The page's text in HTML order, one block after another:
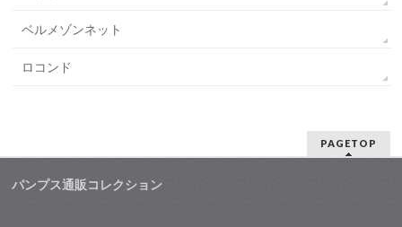
ベルメゾンネット
ロコンド
PAGETOP
パンプス通販コレクション